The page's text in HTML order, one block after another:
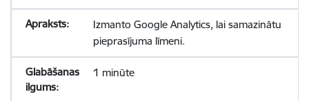
Izmanto Google Analytics, lai samazinātu
pieprasījuma līmeni.
1 minūte